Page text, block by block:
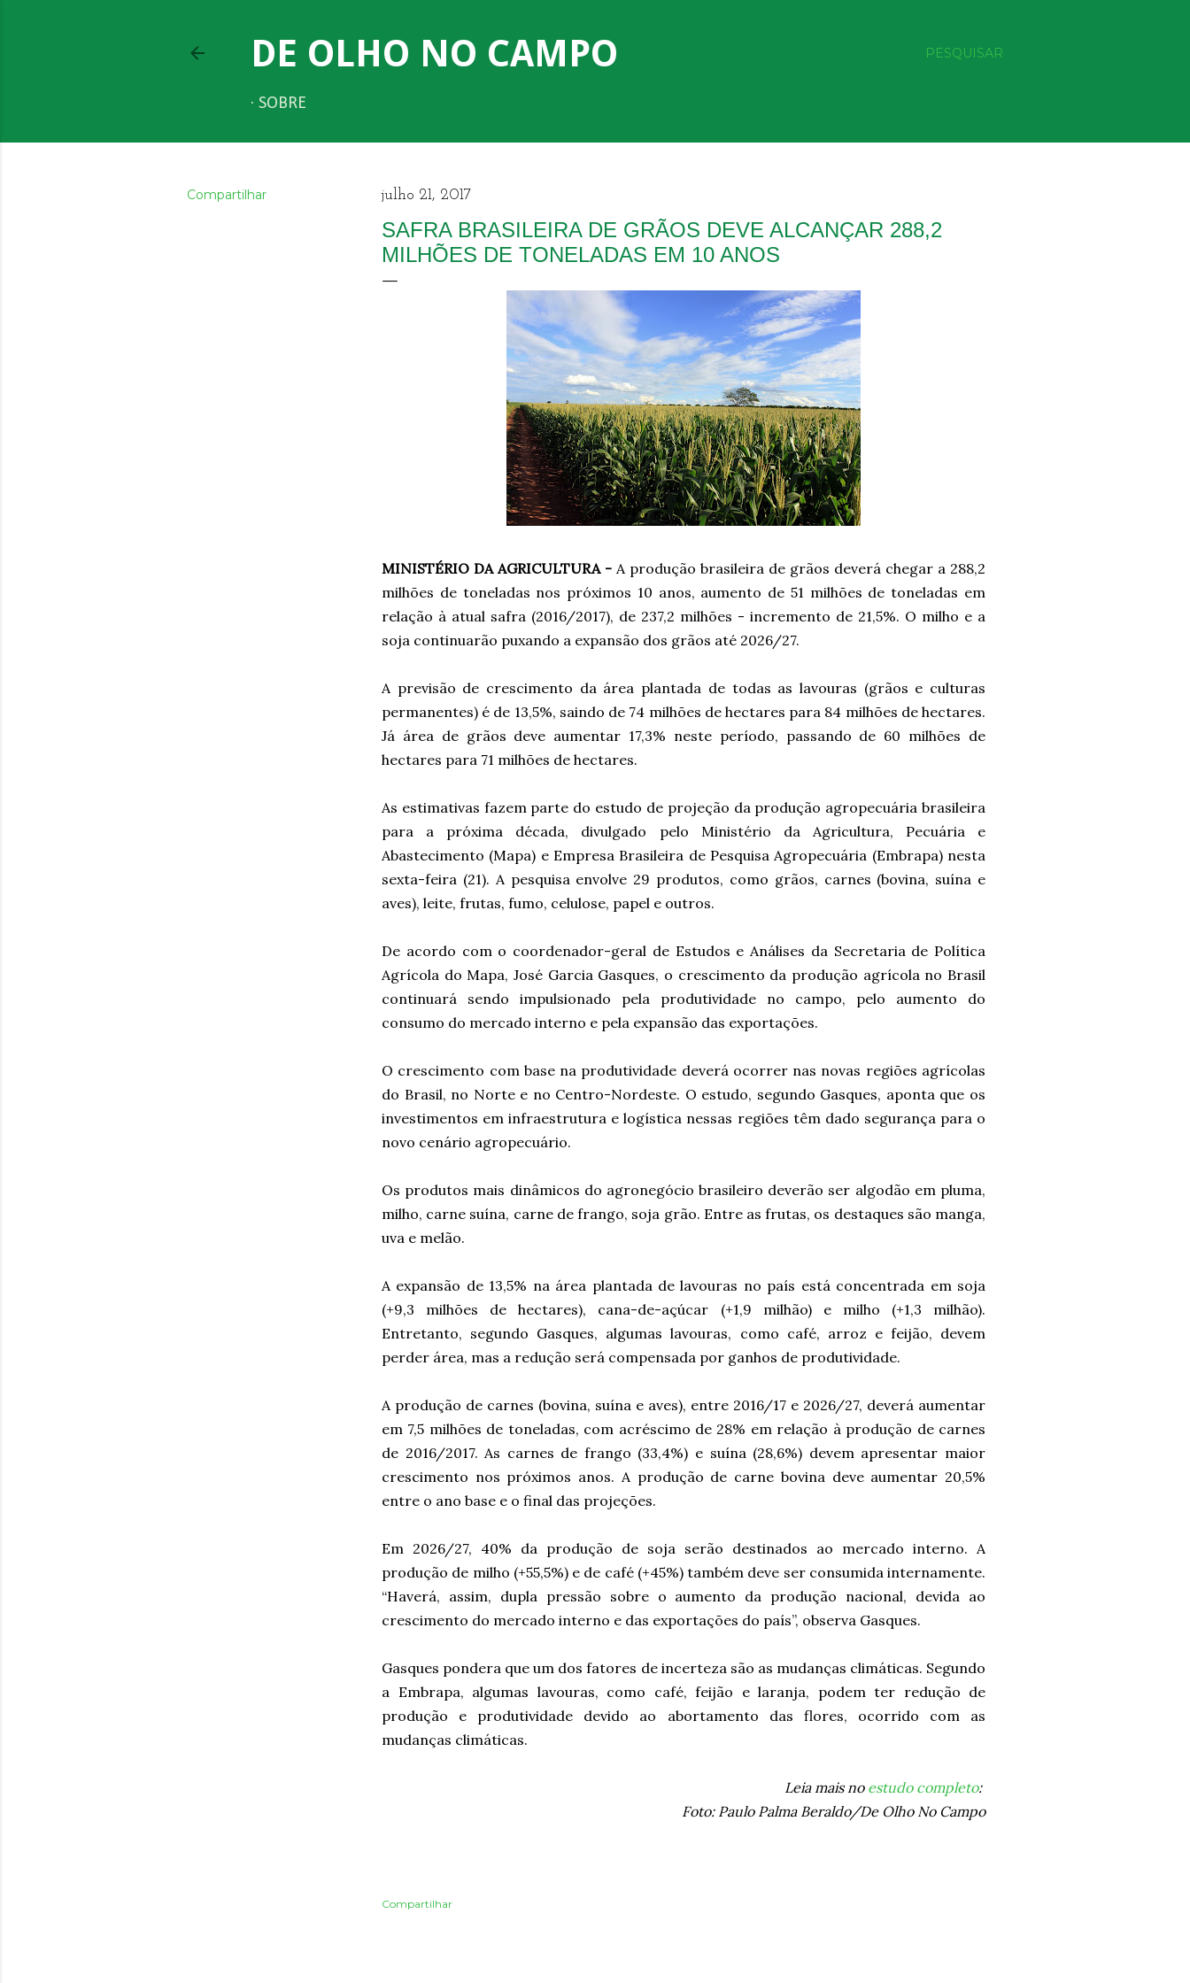
PESQUISAR
DE OLHO NO CAMPO
SOBRE
Compartilhar julho 21, 2017
SAFRA BRASILEIRA DE GRÃOS DEVE ALCANÇAR 288,2
MILHÕES DE TONELADAS EM 10 ANOS
MINISTÉRIO DA AGRICULTURA - A produção brasileira de grãos deverá chegar a 288,2
milhões de toneladas nos próximos 10 anos, aumento de 51 milhões de toneladas em
relação à atual safra (2016/2017), de 237,2 milhões - incremento de 21,5%. O milho e a
soja continuarão puxando a expansão dos grãos até 2026/27.
A previsão de crescimento da área plantada de todas as lavouras (grãos e culturas
permanentes) é de 13,5%, saindo de 74 milhões de hectares para 84 milhões de hectares.
Já área de grãos deve aumentar 17,3% neste período, passando de 60 milhões de
hectares para 71 milhões de hectares.
As estimativas fazem parte do estudo de projeção da produção agropecuária brasileira
para a próxima década, divulgado pelo Ministério da Agricultura, Pecuária e
Abastecimento (Mapa) e Empresa Brasileira de Pesquisa Agropecuária (Embrapa) nesta
sexta-feira (21). A pesquisa envolve 29 produtos, como grãos, carnes (bovina, suína e
aves), leite, frutas, fumo, celulose, papel e outros.
De acordo com o coordenador-geral de Estudos e Análises da Secretaria de Política
Agrícola do Mapa, José Garcia Gasques, o crescimento da produção agrícola no Brasil
continuará sendo impulsionado pela produtividade no campo, pelo aumento do
consumo do mercado interno e pela expansão das exportações.
O crescimento com base na produtividade deverá ocorrer nas novas regiões agrícolas
do Brasil, no Norte e no Centro-Nordeste. O estudo, segundo Gasques, aponta que os
investimentos em infraestrutura e logística nessas regiões têm dado segurança para o
novo cenário agropecuário.
Os produtos mais dinâmicos do agronegócio brasileiro deverão ser algodão em pluma,
milho, carne suína, carne de frango, soja grão. Entre as frutas, os destaques são manga,
uva e melão.
A expansão de 13,5% na área plantada de lavouras no país está concentrada em soja
(+9,3 milhões de hectares), cana-de-açúcar (+1,9 milhão) e milho (+1,3 milhão).
Entretanto, segundo Gasques, algumas lavouras, como café, arroz e feijão, devem
perder área, mas a redução será compensada por ganhos de produtividade.
A produção de carnes (bovina, suína e aves), entre 2016/17 e 2026/27, deverá aumentar
em 7,5 milhões de toneladas, com acréscimo de 28% em relação à produção de carnes
de 2016/2017. As carnes de frango (33,4%) e suína (28,6%) devem apresentar maior
crescimento nos próximos anos. A produção de carne bovina deve aumentar 20,5%
entre o ano base e o final das projeções.
Em 2026/27, 40% da produção de soja serão destinados ao mercado interno. A
produção de milho (+55,5%) e de café (+45%) também deve ser consumida internamente.
“Haverá, assim, dupla pressão sobre o aumento da produção nacional, devida ao
crescimento do mercado interno e das exportações do país”, observa Gasques.
Gasques pondera que um dos fatores de incerteza são as mudanças climáticas. Segundo
a Embrapa, algumas lavouras, como café, feijão e laranja, podem ter redução de
produção e produtividade devido ao abortamento das flores, ocorrido com as
mudanças climáticas.
Leia mais no estudo completo:
Foto: Paulo Palma Beraldo/De Olho No Campo
Compartilhar